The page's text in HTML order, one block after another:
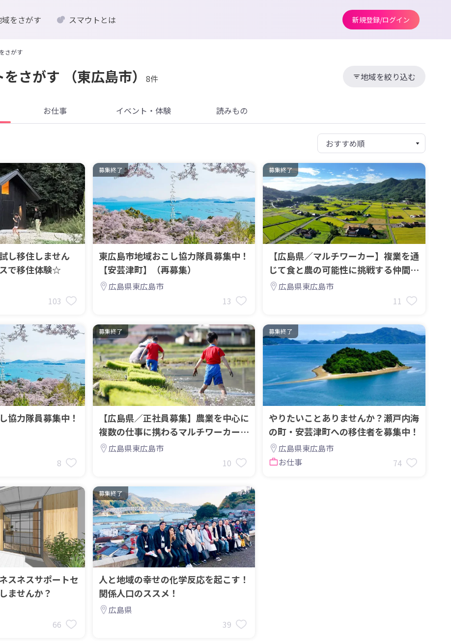
をさがす スマウトとは 新規登録/ログイン
さがす
をさがす （東広島市） 8件 地域を絞り込む
お仕事 イベント・体験 読みもの
し移住しません
で移住体験☆
103
募集終了
東広島市地域おこし協力隊員募集中！
【安芸津町】（再募集）
広島県東広島市
13
募集終了
【広島県／マルチワーカー】複業を通
じて食と農の可能性に挑戦する仲間を
募集しています。
広島県東広島市
11
協力隊員募集中！
8
募集終了
【広島県／正社員募集】農業を中心に
複数の仕事に携わるマルチワーカー募
集！広島県東広島市
10
募集終了
やりたいことありませんか？瀬戸内海
の町・安芸津町への移住者を募集中！
広島県東広島市
お仕事
74
スネスサポートセ
ませんか？
66
募集終了
人と地域の幸せの化学反応を起こす！
関係人口のススメ！
広島県
39